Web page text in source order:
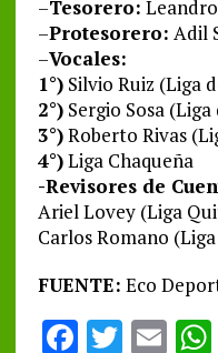
–Tesorero:
–Protesorero: Adil
–Vocales:
1°)Silvio Ruiz (Liga
2°)Sergio Sosa
3°)Roberto Rivas
4°)Liga Chaqueña
-Revisores de
Ariel Lovey (Liga
Carlos Romano
FUENTE: Eco
F T E